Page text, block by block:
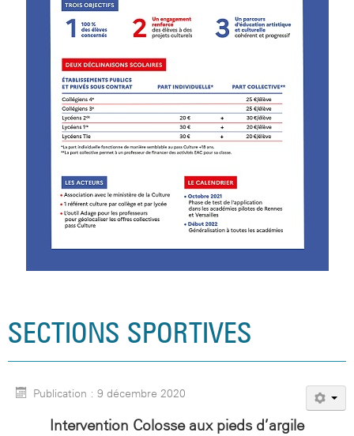
SECTIONS SPORTIVES
Publication : 9 décembre 2020
Intervention Colosse aux pieds d’argile